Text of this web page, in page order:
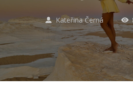
Kateřina Černá